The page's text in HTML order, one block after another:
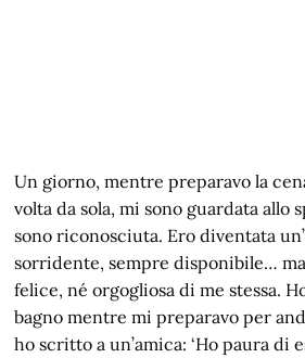
Un giorno, mentre preparavo la
volta da sola, mi sono guardata allo
sono riconosciuta. Ero diventata
sorridente, sempre disponibile…
felice, né orgogliosa di me stessa.
bagno mentre mi preparavo per
ho scritto a un’amica: ‘Ho paura di